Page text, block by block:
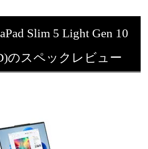
Slim 5 Light Gen 10
のスペックレビュー